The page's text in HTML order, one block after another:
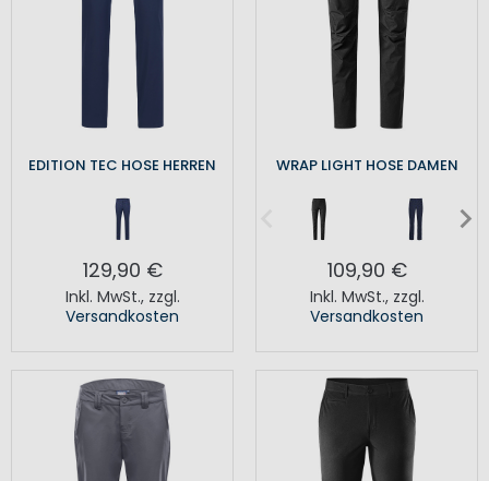
EDITION TEC HOSE HERREN
129,90 €
Inkl. MwSt., zzgl.
Versandkosten
WRAP LIGHT HOSE DAMEN
109,90 €
Inkl. MwSt., zzgl.
Versandkosten